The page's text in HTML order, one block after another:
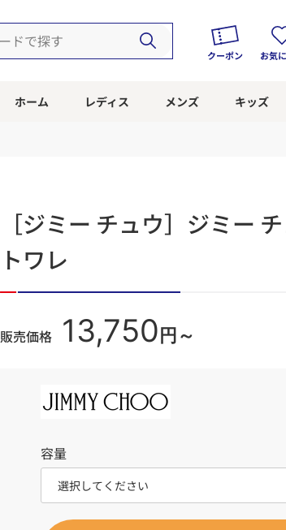
クーポン お気
ホーム レディス メンズ キッズ
［ジミー チュウ］ジミー
トワレ
販売価格 13,750円～
容量